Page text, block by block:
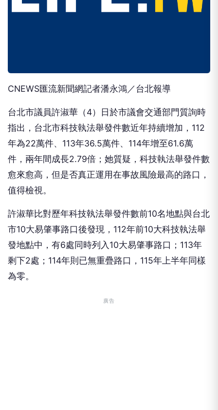
CNEWS匯流新聞網記者潘永鴻／台北報導
台北市議員許淑華（4）日於市議會交通部門質詢時
指出，台北市科技執法舉發件數近年持續增加，112
年為22萬件、113年36.5萬件、114年增至61.6萬
件，兩年間成長2.79倍；她質疑，科技執法舉發件數
愈來愈高，但是否真正運用在事故風險最高的路口，
值得檢視。
許淑華比對歷年科技執法舉發件數前10名地點與台北
市10大易肇事路口後發現，112年前10大科技執法舉
發地點中，有6處同時列入10大易肇事路口；113年
剩下2處；114年則已無重疊路口，115年上半年同樣
為零。
廣告